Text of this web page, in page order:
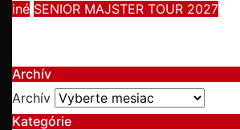
iné SENIOR MAJSTER TOUR 2027
Archív
Archív
Kategórie